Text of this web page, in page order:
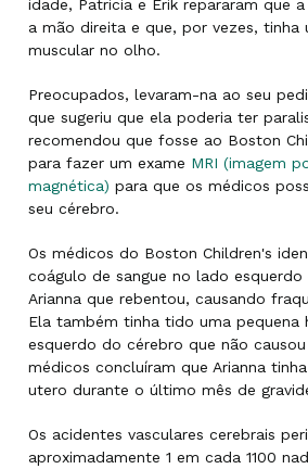
idade, Patricia e Erik repararam que
a mão direita e que, por vezes, tinha
muscular no olho.
Preocupados, levaram-na ao seu
que sugeriu que ela poderia ter
recomendou que fosse ao Boston
para fazer um exame MRI (imagem
magnética) para que os médicos
seu cérebro.
Os médicos do Boston Children's
coágulo de sangue no lado
Arianna que rebentou, causando
Ela também tinha tido uma pequena
esquerdo do cérebro que não
médicos concluíram que Arianna
utero durante o último mês de
Os acidentes vasculares cerebrais
aproximadamente 1 em cada 1100